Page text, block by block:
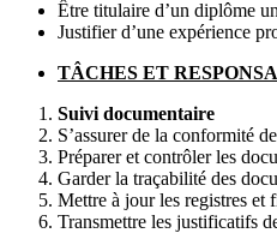
Être titulaire d’un diplôme
Justifier d’une expérience
TÂCHES ET
Suivi documentaire
S’assurer de la conformité
Préparer et contrôler les
Garder la traçabilité des
Mettre à jour les registres et
Transmettre les justificatifs